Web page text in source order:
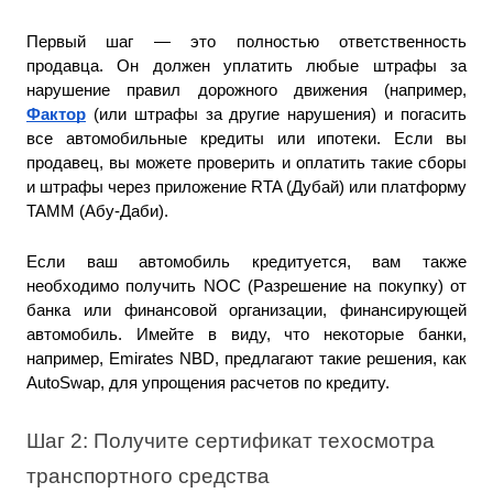
Первый шаг — это полностью ответственность
продавца. Он должен уплатить любые штрафы за
Фактор (или штрафы за другие нарушения) и погасить
все автомобильные кредиты или ипотеки. Если вы
продавец, вы можете проверить и оплатить такие сборы
и штрафы через приложение RTA (Дубай) или платформу
TAMM (Абу-Даби).
Если ваш автомобиль кредитуется, вам также
необходимо получить NOC (Разрешение на покупку) от
банка или финансовой организации, финансирующей
автомобиль. Имейте в виду, что некоторые банки,
например, Emirates NBD, предлагают такие решения, как
AutoSwap, для упрощения расчетов по кредиту.
Шаг 2: Получите сертификат техосмотра
транспортного средства